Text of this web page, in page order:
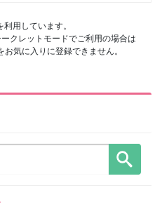
利用しています。
クレットモードでご利用の場合は
気に入りに登録できません。